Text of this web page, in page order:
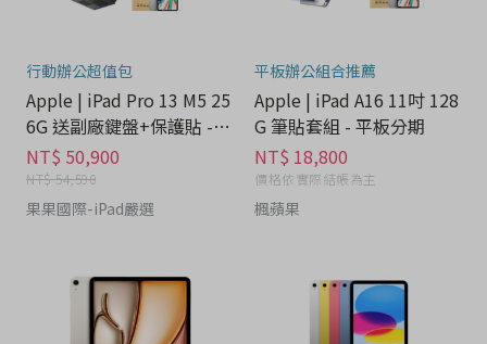
行動辦公超值包
Apple | iPad Pro 13 M5 25
6G 送副廠鍵盤+保護貼 - 3
C科技分期
NT$ 50,900
NT$ 54,590
果果國際-iPad嚴選
平板辦公組合推薦
Apple | iPad A16 11吋 128
G 筆貼套組 - 平板分期
NT$ 18,800
價格依實際結帳為主
楓蘋果